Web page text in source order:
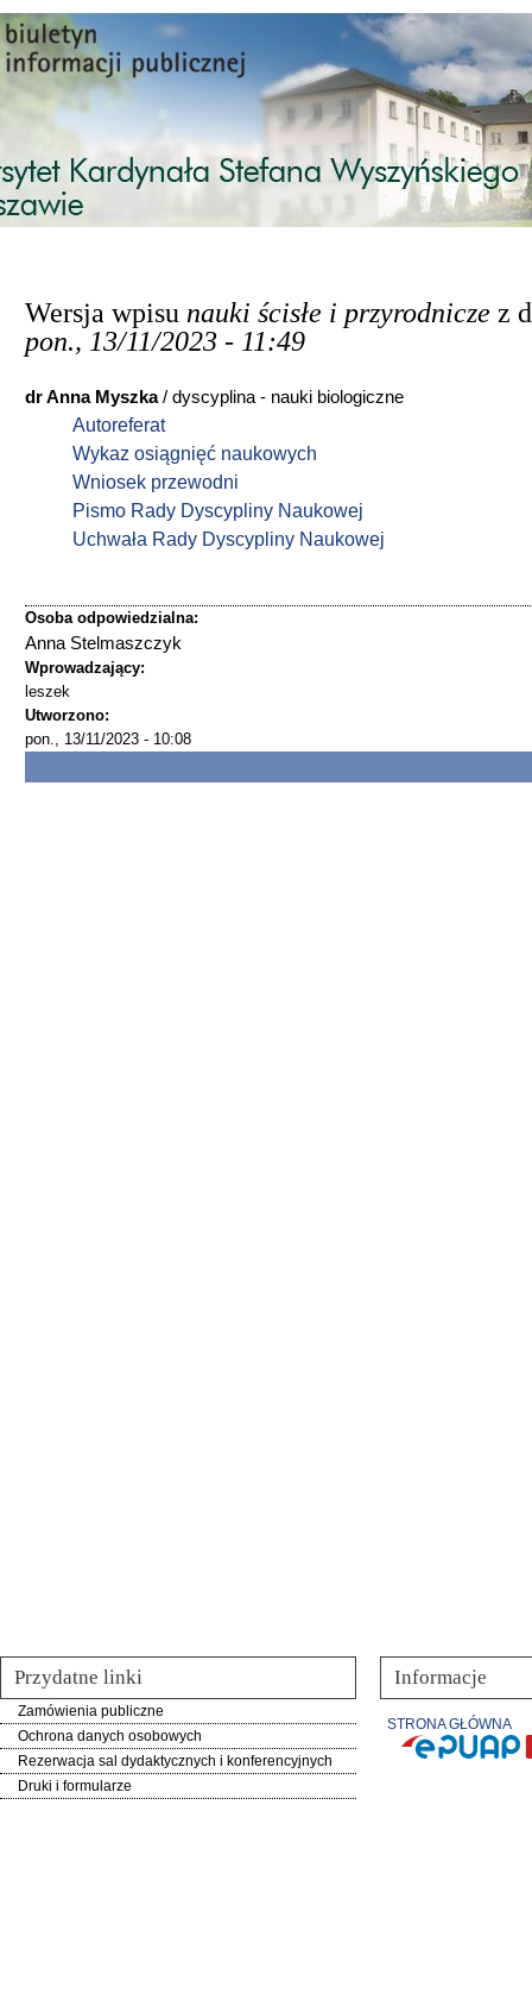
Przejdź do treści
Wersja wpisu nauki ścisłe i przyrodnicze z
pon., 13/11/2023 - 11:49
dr Anna Myszka/ dyscyplina - nauki biologiczne
Autoreferat
Wykaz osiągnięć naukowych
Wniosek przewodni
Pismo Rady Dyscypliny Naukowej
Uchwała Rady Dyscypliny Naukowej
Osoba odpowiedzialna:
Anna Stelmaszczyk
Wprowadzający:
leszek
Utworzono:
pon., 13/11/2023 - 10:08
Przydatne linki
Zamówienia publiczne
Ochrona danych osobowych
Rezerwacja sal dydaktycznych i konferencyjnych
Druki i formularze
Informacje
STRONA GŁÓWNA